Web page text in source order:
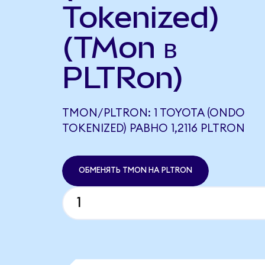
Tokenized)
(TMon в
PLTRon)
TMON/PLTRON: 1 TOYOTA (ONDO
TOKENIZED) РАВНО 1,2116 PLTRON
ОБМЕНЯТЬ TMON НА PLTRON